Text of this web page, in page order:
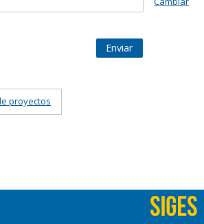
Enviar
proyectos